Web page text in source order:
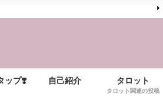
ップ❣️ 自己紹介 タロット
タロット関連の投稿